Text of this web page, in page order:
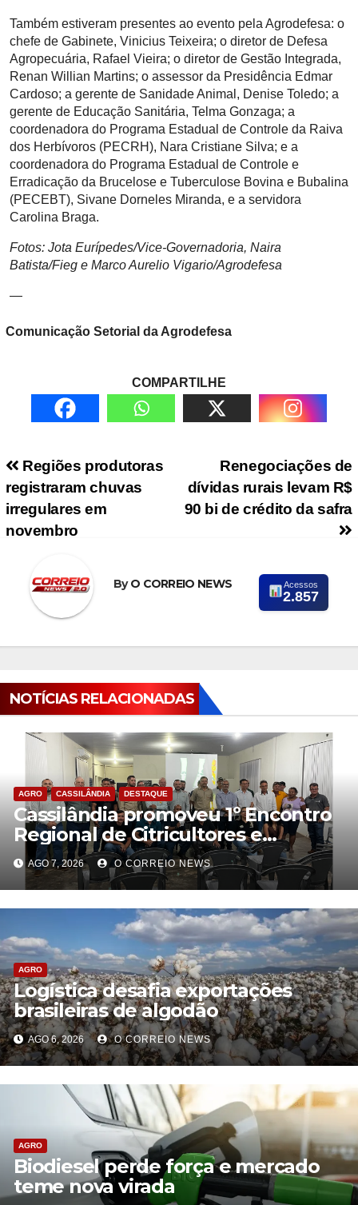
Também estiveram presentes ao evento pela Agrodefesa: o
chefe de Gabinete, Vinicius Teixeira; o diretor de Defesa
Agropecuária, Rafael Vieira; o diretor de Gestão Integrada,
Renan Willian Martins; o assessor da Presidência Edmar
Cardoso; a gerente de Sanidade Animal, Denise Toledo; a
gerente de Educação Sanitária, Telma Gonzaga; a
coordenadora do Programa Estadual de Controle da Raiva
dos Herbívoros (PECRH), Nara Cristiane Silva; e a
coordenadora do Programa Estadual de Controle e
Erradicação da Brucelose e Tuberculose Bovina e Bubalina
(PECEBT), Sivane Dorneles Miranda, e a servidora
Carolina Braga.
Fotos: Jota Eurípedes/Vice-Governadoria, Naira
Batista/Fieg e Marco Aurelio Vigario/Agrodefesa
—
Comunicação Setorial da Agrodefesa
COMPARTILHE
Navegação de PostRenegociações de
dívidas rurais levam R$
90 bi de crédito da safra
Regiões produtoras
registraram chuvas
irregulares em
novembro
ByO CORREIO NEWS Acessos
2.857
NOTÍCIAS RELACIONADAS
AGRO CASSILÂNDIA DESTAQUE
Cassilândia promoveu 1º Encontro
Regional de Citricultores e
fortalece o desenvolvimento da
citricultura
AGO 7, 2026 O CORREIO NEWS
AGRO
Logística desafia exportações
brasileiras de algodão
AGO 6, 2026 O CORREIO NEWS
AGRO
Biodiesel perde força e mercado
teme nova virada